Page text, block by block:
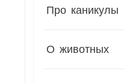
Про каникулы
О животных